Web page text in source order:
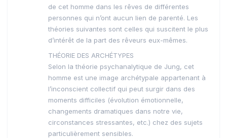
de cet homme dans les rêves de différentes
personnes qui n’ont aucun lien de parenté. Les
théories suivantes sont celles qui suscitent le plus
d’intérêt de la part des rêveurs eux-mêmes.
THÉORIE DES ARCHÉTYPES
Selon la théorie psychanalytique de Jung, cet
homme est une image archétypale appartenant à
l’inconscient collectif qui peut surgir dans des
moments difficiles (évolution émotionnelle,
changements dramatiques dans notre vie,
circonstances stressantes, etc.) chez des sujets
particulièrement sensibles.